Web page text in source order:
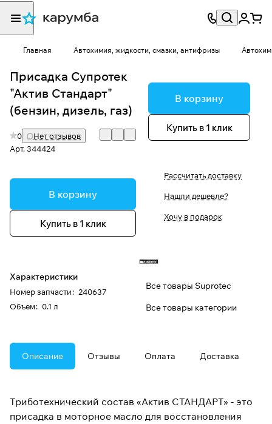
Главная Автохимия, жидкости, смазки, антифризы
Присадка Супротек
"Актив Стандарт"
(бензин, дизель, газ)
0
Нет отзывов
Арт.344424
В корзину
Купить в 1 клик
Характеристики
Номер запчасти: 240637
Oбъем: 0.1 л
В корзину
Купить в 1 клик
Рассчитать доставку
Нашли дешевле?
Хочу в подарок
Все товары Suprotec
Все товары категории
Описание Отзывы Оплата Доставка
Триботехнический состав «Актив СТАНДАРТ» - это
присадка в моторное масло для восстановления